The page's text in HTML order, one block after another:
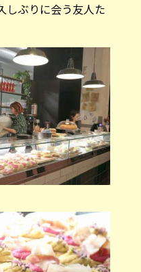
しぶりに会う友人た